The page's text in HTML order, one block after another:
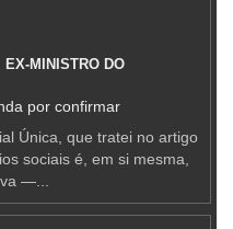
EX-MINISTRO DO
por confirmar
Única, que tratei no artigo
sociais é, em si mesma,
—...